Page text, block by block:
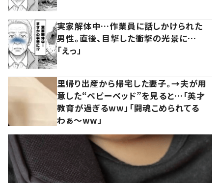
実家解体中…作業員に話しかけられた
男性。直後、目撃した衝撃の光景に…
「えっ」
里帰り出産から帰宅した妻子。→夫が用
意した“ベビーベッド”を見ると…「英才
教育が過ぎるww」「闘魂こめられてる
わぁ～ww」